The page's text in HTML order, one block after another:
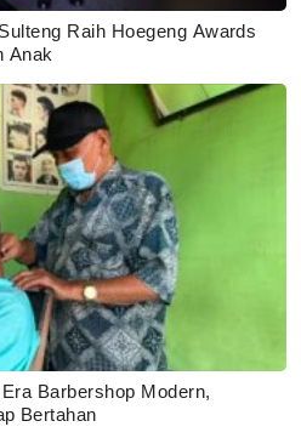
Raih Hoegeng Awards
Anak
Barbershop Modern,
Bertahan